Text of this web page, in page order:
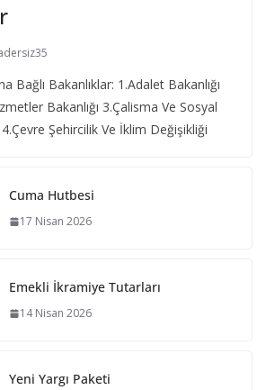
Bağlı Bakanlıklar: 1.Adalet Bakanlığı
Bakanlığı 3.Çalisma Ve Sosyal
4.Çevre Şehircilik Ve İklim Değişikliği
Cuma Hutbesi
17 Nisan 2026
Emekli İkramiye Tutarları
14 Nisan 2026
Yeni Yargı Paketi